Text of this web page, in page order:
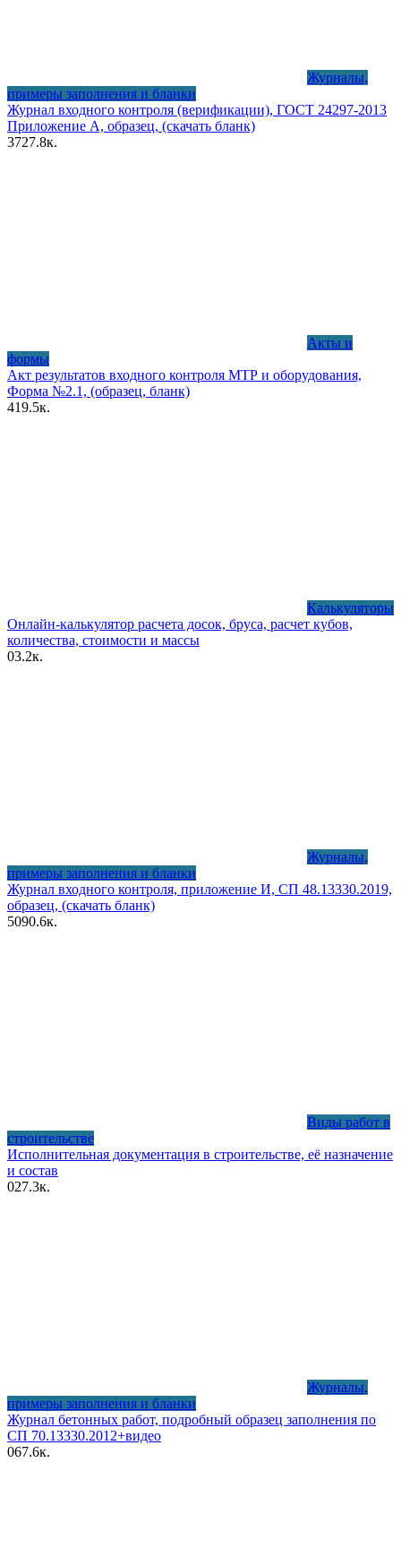
Журналы,
примеры заполнения и бланки
Журнал входного контроля (верификации), ГОСТ 24297-2013
Приложение А, образец, (скачать бланк)
3727.8к.
Акты и
формы
Акт результатов входного контроля МТР и оборудования,
Форма №2.1, (образец, бланк)
419.5к.
Калькуляторы
Онлайн-калькулятор расчета досок, бруса, расчет кубов,
количества, стоимости и массы
03.2к.
Журналы,
примеры заполнения и бланки
Журнал входного контроля, приложение И, СП 48.13330.2019,
образец, (скачать бланк)
5090.6к.
Виды работ в
строительстве
Исполнительная документация в строительстве, её назначение
и состав
027.3к.
Журналы,
примеры заполнения и бланки
Журнал бетонных работ, подробный образец заполнения по
СП 70.13330.2012+видео
067.6к.